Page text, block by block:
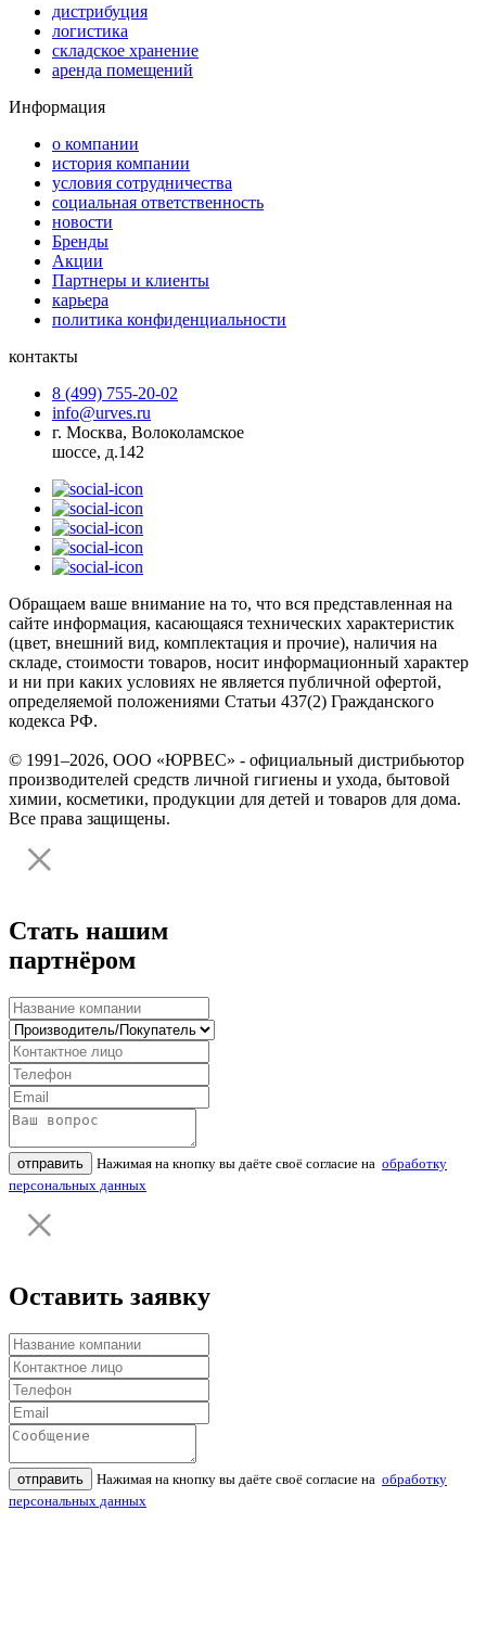
дистрибуция
логистика
складское хранение
аренда помещений
Информация
о компании
история компании
условия сотрудничества
социальная ответственность
новости
Бренды
Акции
Партнеры и клиенты
карьера
политика конфиденциальности
контакты
8 (499) 755-20-02
info@urves.ru
г. Москва, Волоколамское
шоссе, д.142
Обращаем ваше внимание на то, что вся представленная на
сайте информация, касающаяся технических характеристик
(цвет, внешний вид, комплектация и прочие), наличия на
складе, стоимости товаров, носит информационный характер
и ни при каких условиях не является публичной офертой,
определяемой положениями Статьи 437(2) Гражданского
кодекса РФ.
© 1991–2026, ООО «ЮРВЕС» - официальный дистрибьютор
производителей средств личной гигиены и ухода, бытовой
химии, косметики, продукции для детей и товаров для дома.
Все права защищены.
Стать нашим
партнёром
отправить Нажимая на кнопку вы даёте своё согласие на обработку
персональных данных
Оставить заявку
отправить Нажимая на кнопку вы даёте своё согласие на обработку
персональных данных